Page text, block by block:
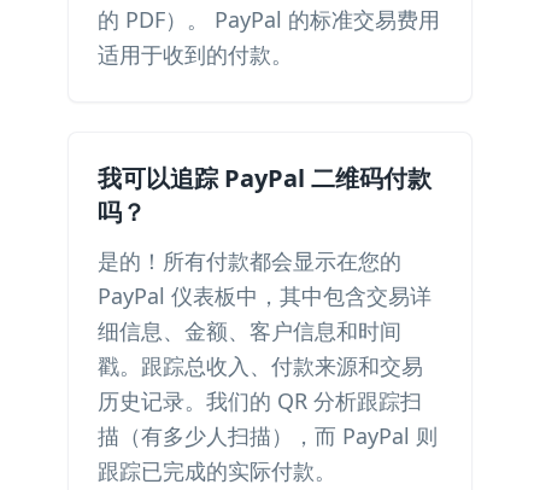
的 PDF）。 PayPal 的标准交易费用
适用于收到的付款。
我可以追踪 PayPal 二维码付款
吗？
是的！所有付款都会显示在您的
PayPal 仪表板中，其中包含交易详
细信息、金额、客户信息和时间
戳。跟踪总收入、付款来源和交易
历史记录。我们的 QR 分析跟踪扫
描（有多少人扫描），而 PayPal 则
跟踪已完成的实际付款。